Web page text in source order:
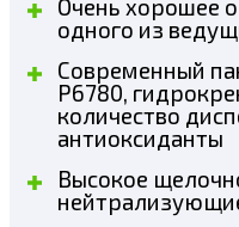
Очень хорошее
одного из
Современный
P6780,
количество
антиоксиданты
Высокое